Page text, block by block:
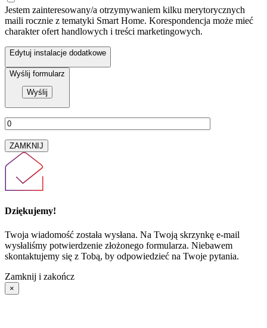
Jestem zainteresowany/a otrzymywaniem kilku merytorycznych
maili rocznie z tematyki Smart Home. Korespondencja może mieć
charakter ofert handlowych i treści marketingowych.
Edytuj instalacje dodatkowe
Wyślij formularz
ZAMKNIJ
Dziękujemy!
Twoja wiadomość została wysłana. Na Twoją skrzynkę e-mail
wysłaliśmy potwierdzenie złożonego formularza. Niebawem
skontaktujemy się z Tobą, by odpowiedzieć na Twoje pytania.
Zamknij i zakończ
×